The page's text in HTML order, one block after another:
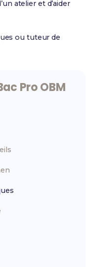
atelier et d’aider
ou tuteur de
Pro OBM